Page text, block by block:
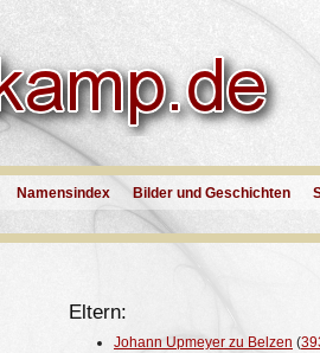
Namensindex Bilder und Geschichten
Eltern:
Johann Upmeyer zu Belzen (